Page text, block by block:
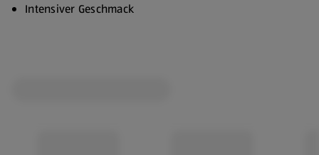
Intensiver Geschmack